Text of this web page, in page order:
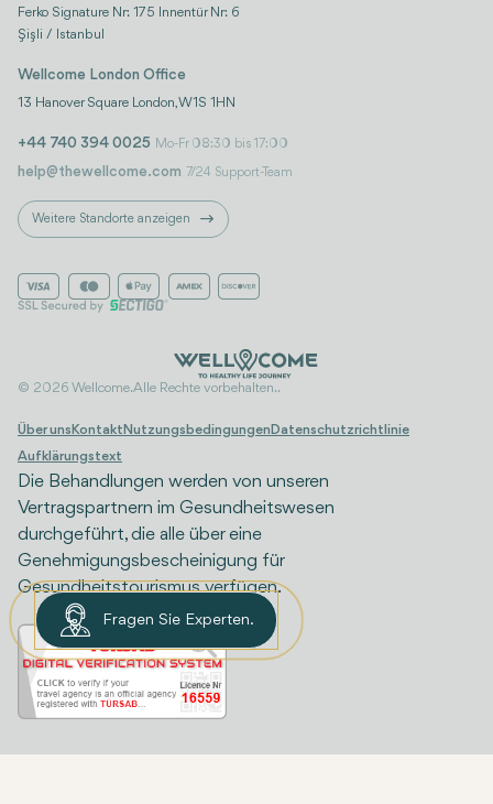
Ferko Signature Nr: 175 Innentür Nr: 6
Şişli / Istanbul
Wellcome London Office
13 Hanover Square London, W1S 1HN
+44 740 394 0025 Mo-Fr 08:30 bis 17:00
help@thewellcome.com 7/24 Support-Team
Weitere Standorte anzeigen
© 2026 Wellcome. Alle Rechte vorbehalten..
Über uns Kontakt Nutzungsbedingungen Datenschutzrichtlinie
Aufklärungstext
Die Behandlungen werden von unseren
Vertragspartnern im Gesundheitswesen
durchgeführt, die alle über eine
Genehmigungsbescheinigung für
Gesundheitstourismus verfügen.
Fragen Sie Experten.